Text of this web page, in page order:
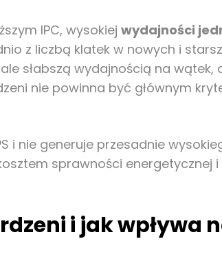
IPC, wysokiej wydajności
z liczbą klatek w nowych i
słabszą wydajnością na wątek,
nie powinna być głównym
i nie generuje przesadnie
sprawności energetycznej
i jak wpływa